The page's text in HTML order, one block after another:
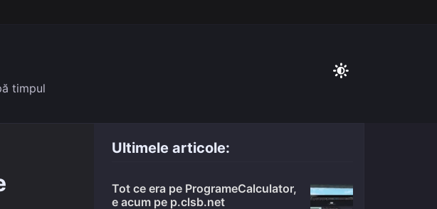
timpul
Ultimele articole:
Tot ce era pe ProgrameCalculator,
e acum pe p.clsb.net